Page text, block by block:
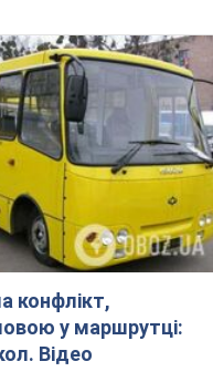
конфлікт,
у маршрутці:
Відео